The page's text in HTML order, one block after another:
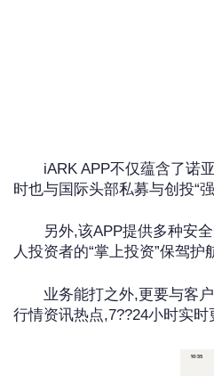
iARK APP不仅蕴含了诺
时也与国际头部私募与创投“
另外,该APP提供多种安
人投资者的“掌上投资”保驾护
业务能打之外,更要与客
行情资讯热点,7??24小时实